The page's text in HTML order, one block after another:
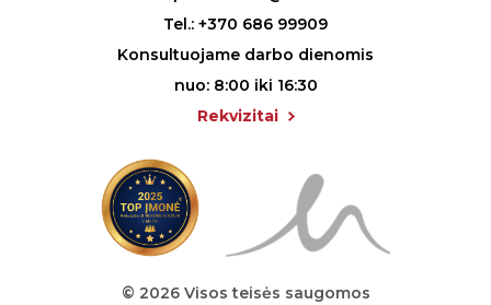
Tel.: +370 686 99909
Konsultuojame darbo dienomis
nuo: 8:00 iki 16:30
Rekvizitai
© 2026 Visos teisės saugomos